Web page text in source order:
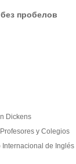
пробелов
Dickens
y Colegios
Internacional de Inglés